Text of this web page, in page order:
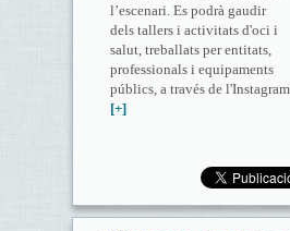
l’escenari. Es podrà gaudir
dels tallers i activitats d'oci i
salut, treballats per entitats,
professionals i equipaments
públics, a través de
[+]